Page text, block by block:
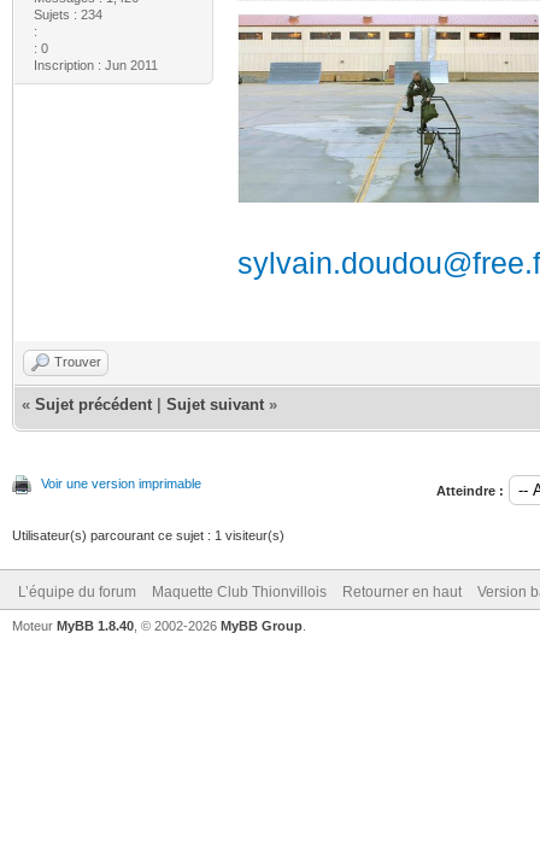
Sujets : 234
:
: 0
Inscription : Jun 2011
Trouver
« Sujet précédent Sujet suivant »
Voir une version imprimable Atteindre :
Utilisateur(s) parcourant ce sujet : 1 visiteur(s)
L’équipe du forum Maquette Club Thionvillois Retourner en haut Version
Moteur MyBB 1.8.40 , © 2002-2026 MyBB Group